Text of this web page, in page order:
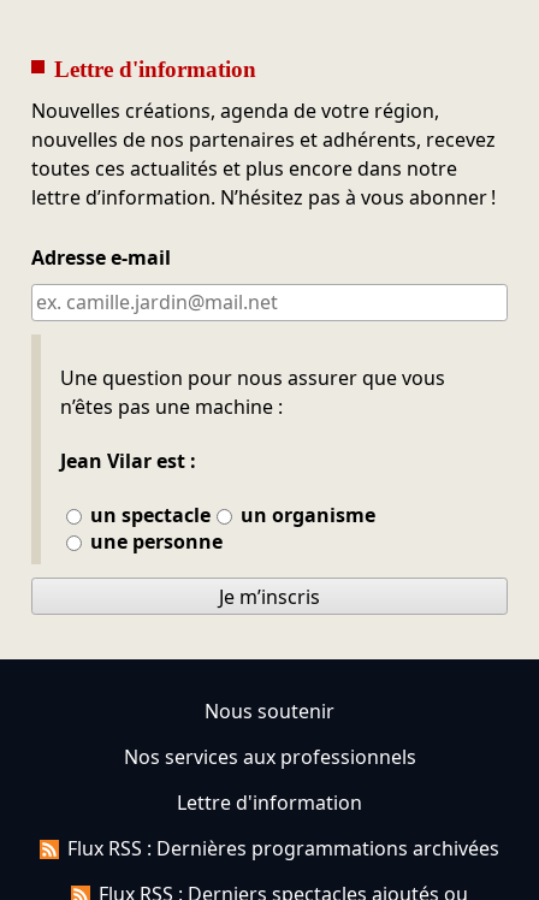
Lettre d'information
Nouvelles créations, agenda de votre région,
nouvelles de nos partenaires et adhérents, recevez
toutes ces actualités et plus encore dans notre
lettre d’information. N’hésitez pas à vous abonner !
Adresse e-mail
Une question pour nous assurer que vous
n’êtes pas une machine :
Jean Vilar est :
un spectacle
un organisme
une personne
Ne pas remplir
Je m’inscris
Nous soutenir
Nos services aux professionnels
Lettre d'information
Flux RSS : Dernières programmations archivées
Flux RSS : Derniers spectacles ajoutés ou